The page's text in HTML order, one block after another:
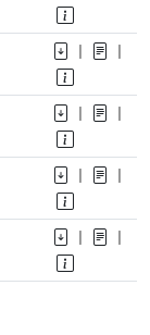
| |
| |
| |
| |